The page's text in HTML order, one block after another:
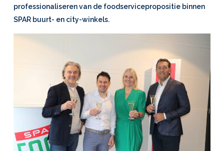
professionaliseren van de foodservicepropositie binnen
SPAR buurt- en city-winkels.